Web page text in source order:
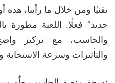
جديد” فعلًا. اللعبة مطورة
والحاسب، مع تركيز
والتأثيرات وسرعة الاستجابة